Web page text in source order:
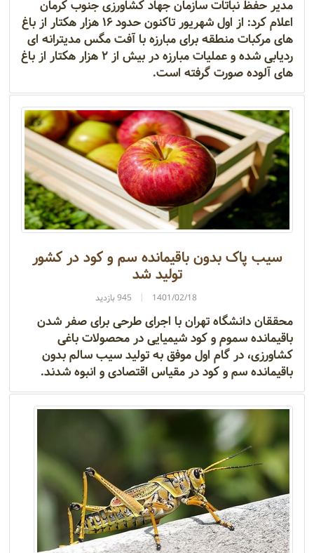
مدیر حفظ نباتات سازمان جهاد کشاورزی جنوب کرمان
اعلام کرد: از اول شهریور تاکنون حدود ۱۶ هزار هکتار از باغ
های مرکبات منطقه برای مبارزه با آفت مگس مدیترانه ای
ردیابی شده و عملیات مبارزه در بیش از ۲ هزار هکتار از باغ
های آلوده صورت گرفته است.
سیب پاک بدون باقیمانده سم و کود در کشور
تولید شد
1401/02/18 945 بازدید
محققان دانشگاه تهران با اجرای طرحی برای صفر شدن
باقیمانده سموم و کود شیمیایی در محصولات باغی
کشاورزی، در گام اول موفق به تولید سیب سالم بدون
باقیمانده سم و کود در مقیاس اقتصادی و انبوه شدند.